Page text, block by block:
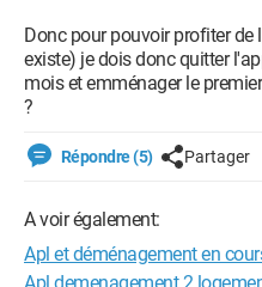
Donc pour pouvoir profiter de
existe) je dois donc quitter
mois et emménager le
?
Répondre (5) Partager
A voir également:
Apl et déménagement en